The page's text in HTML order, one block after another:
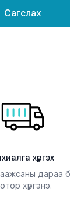
Сагслах
хүргэх
дараа
хүргэнэ.